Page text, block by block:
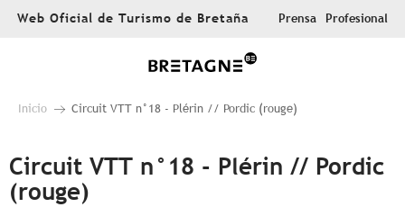
AllerWeb Oficial de Turismo de Bretaña Prensa Profesional
Inicio Circuit VTT n°18 - Plérin // Pordic (rouge)
Circuit VTT n°18 - Plérin // Pordic
(rouge)